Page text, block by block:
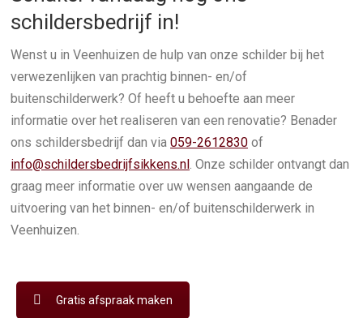
schildersbedrijf in!
Wenst u in Veenhuizen de hulp van onze schilder bij het
verwezenlijken van prachtig binnen- en/of
buitenschilderwerk? Of heeft u behoefte aan meer
informatie over het realiseren van een renovatie? Benader
ons schildersbedrijf dan via 059-2612830 of
info@schildersbedrijfsikkens.nl. Onze schilder ontvangt dan
graag meer informatie over uw wensen aangaande de
uitvoering van het binnen- en/of buitenschilderwerk in
Veenhuizen.
Gratis afspraak maken